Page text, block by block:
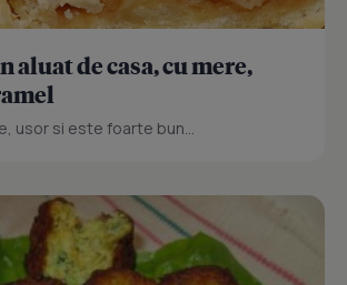
aluat de casa, cu mere,
usor si este foarte bun...